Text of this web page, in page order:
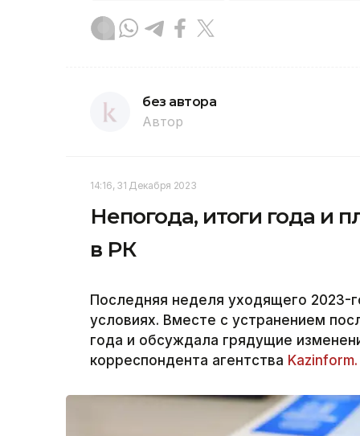
без автора
Автор
14:16, 31 Декабря 2023
Непогода, итоги года и
в РК
Последняя неделя уходящего 2023-
условиях. Вместе с устранением
года и обсуждала грядущие
корреспондента агентства Kazinform.